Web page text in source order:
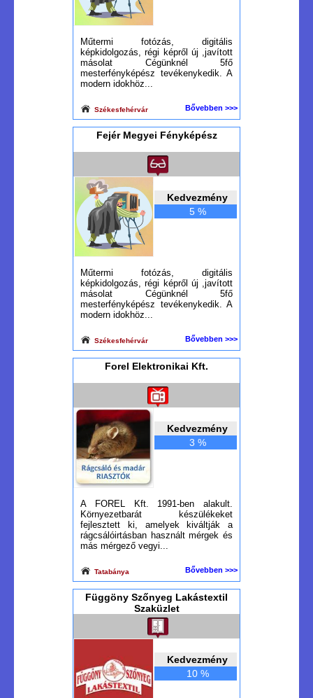
Műtermi fotózás, digitális
képkidolgozás, régi képről új ,javított
másolat Cégünknél 5fő
mesterfényképész tevékenykedik. A
modern idokhöz...
Székesfehérvár Bővebben >>>
Fejér Megyei Fényképész
Kedvezmény
5 %
Műtermi fotózás, digitális
képkidolgozás, régi képről új ,javított
másolat Cégünknél 5fő
mesterfényképész tevékenykedik. A
modern idokhöz...
Székesfehérvár Bővebben >>>
Forel Elektronikai Kft.
Kedvezmény
3 %
A FOREL Kft. 1991-ben alakult.
Környezetbarát készülékeket
fejlesztett ki, amelyek kiváltják a
rágcsálóirtásban használt mérgek és
más mérgező vegyi...
Tatabánya Bővebben >>>
Függöny Szőnyeg Lakástextil
Szaküzlet
Kedvezmény
10 %